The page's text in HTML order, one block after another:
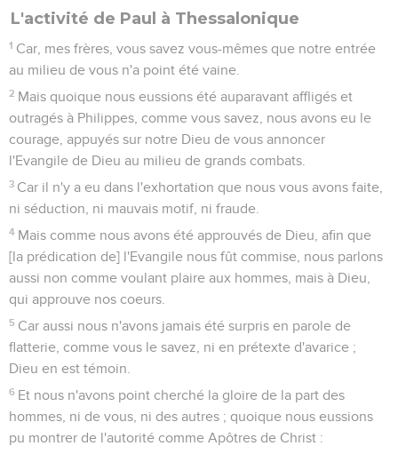
L'activité de Paul à Thessalonique
1 Car, mes frères, vous savez vous-mêmes que notre entrée
au milieu de vous n'a point été vaine.
2 Mais quoique nous eussions été auparavant affligés et
outragés à Philippes, comme vous savez, nous avons eu le
courage, appuyés sur notre Dieu de vous annoncer
l'Evangile de Dieu au milieu de grands combats.
3 Car il n'y a eu dans l'exhortation que nous vous avons faite,
ni séduction, ni mauvais motif, ni fraude.
4 Mais comme nous avons été approuvés de Dieu, afin que
[la prédication de] l'Evangile nous fût commise, nous parlons
aussi non comme voulant plaire aux hommes, mais à Dieu,
qui approuve nos coeurs.
5 Car aussi nous n'avons jamais été surpris en parole de
flatterie, comme vous le savez, ni en prétexte d'avarice ;
Dieu en est témoin.
6 Et nous n'avons point cherché la gloire de la part des
hommes, ni de vous, ni des autres ; quoique nous eussions
pu montrer de l'autorité comme Apôtres de Christ :